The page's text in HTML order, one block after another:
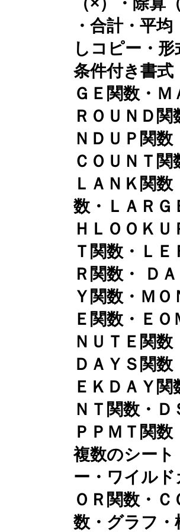
・合計・平
しコピー・
条件付き書式
ＧＥ関数・
ＲＯＵＮＤ
ＮＤＵＰ関
ＣＯＵＮＴ
ＬＡＮＫ関
数・ＬＡＲＧ
ＨＬＯＯＫ
Ｔ関数・Ｌ
Ｒ関数・ Ｄ
Ｙ関数・Ｍ
Ｅ関数・Ｅ
ＮＵＴＥ関
ＤＡＹＳ関
ＥＫＤＡＹ
ＮＴ関数・
ＰＰＭＴ関
複数のシー
ー・ワイル
ＯＲ関数・
数・グラフ・